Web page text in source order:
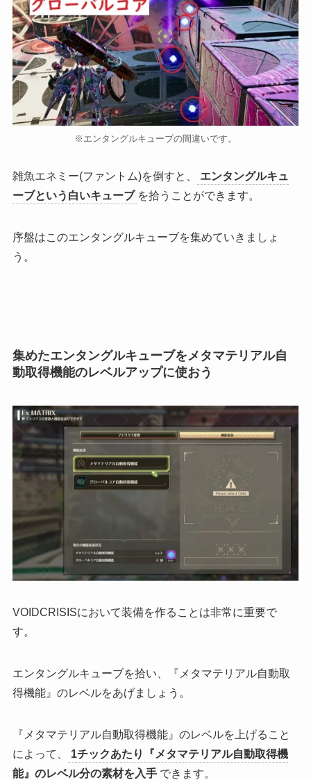
※エンタングルキューブの間違いです。
雑魚エネミー(ファントム)を倒すと、
エンタングルキュ
ーブという白いキューブ を拾うことができます。
序盤はこのエンタングルキューブを集めていきましょ
う。
集めたエンタングルキューブをメタマテリアル自
動取得機能のレベルアップに使おう
VOIDCRISISにおいて装備を作ることは非常に重要で
す。
エンタングルキューブを拾い、
『メタマテリアル自動取
得機能』のレベルをあげましょう 。
『メタマテリアル自動取得機能』のレベルを上げること
によって、
1チックあたり『メタマテリアル自動取得機
能』のレベル分の素材を入手 できます。